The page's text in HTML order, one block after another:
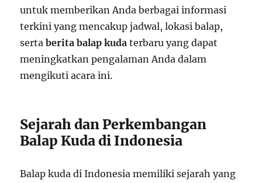
untuk memberikan Anda berbagai informasi
terkini yang mencakup jadwal, lokasi balap,
sertaberita balap kuda terbaru yang dapat
meningkatkan pengalaman Anda dalam
mengikuti acara ini.
Sejarah dan Perkembangan
Balap Kuda di Indonesia
Balap kuda di Indonesia memiliki sejarah yang